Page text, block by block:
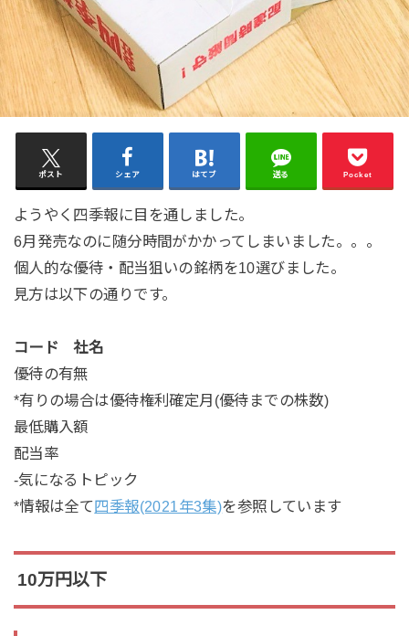
ポスト シェア はてブ 送る Pocket
ようやく四季報に目を通しました。
6月発売なのに随分時間がかかってしまいました。。。
個人的な優待・配当狙いの銘柄を10選びました。
見方は以下の通りです。
コード 社名
優待の有無
*有りの場合は優待権利確定月(優待までの株数)
最低購入額
配当率
-気になるトピック
*情報は全て四季報(2021年3集)を参照しています
10万円以下